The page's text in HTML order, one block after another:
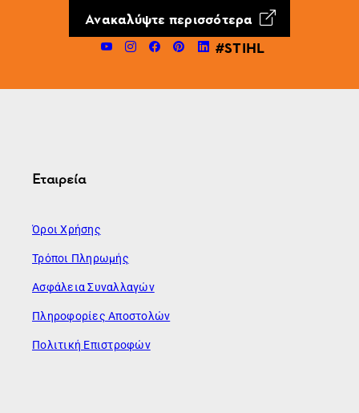
Ανακαλύψτε περισσότερα
#STIHL
Εταιρεία
Όροι Χρήσης
Τρόποι Πληρωμής
Ασφάλεια Συναλλαγών
Πληροφορίες Αποστολών
Πολιτική Επιστροφών